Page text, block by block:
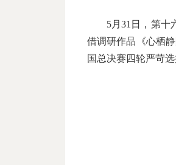
5月31日，第十
借调研作品《心栖
国总决赛四轮严苛